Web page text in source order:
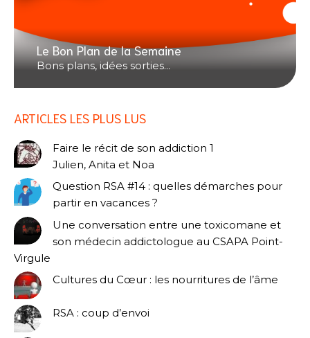
Le Bon Plan de la Semaine
Bons plans, idées sorties...
ARTICLES LES PLUS LUS
Faire le récit de son addiction 1
Julien, Anita et Noa
Question RSA #14 : quelles démarches pour
partir en vacances ?
Une conversation entre une toxicomane et
son médecin addictologue au CSAPA Point-
Virgule
Cultures du Cœur : les nourritures de l’âme
RSA : coup d’envoi